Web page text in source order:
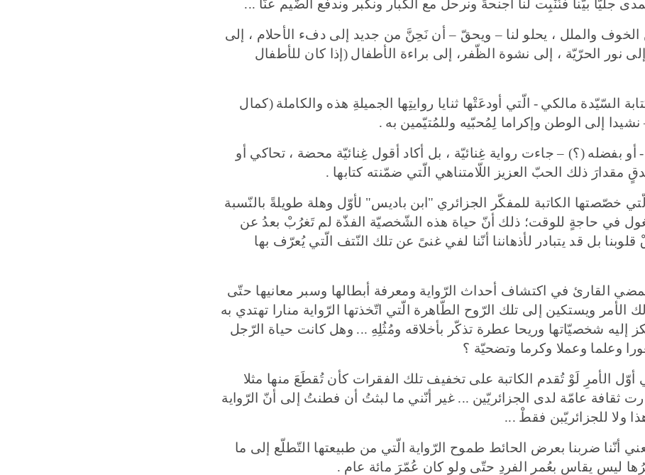
جليّا بيّنا فنُنْبِت لنا أجنحةً ونرحل مع الكبار ونكبر وندفع الضّيم عنّا ...
الخوف والملل ، يحلو لنا – ويحقّ – أن نَحِنَّ من جديد إلى دفء الأحلام ، إلى
نور الحرّيّة ، إلى نشوة الظّفر، إلى براءة الأطفال ( إذا كان للأطفال
السّيّدة مالكي - الّتي أودعَتْها ثنايا روايتِها الجميلةِ هذه والكاملة (كمال
نشيدا إلى الوطن وإكراما لِمُحبّيه وللمُتيّمين به .
- أو بفضله (؟)
– جاءت رواية غِنائيّة ، بل أكاد أقول غِنائيّة محضة ، تحاكي أو
مقدارَ ذلك الحبّ العزيز اللّامتناهي الّتي ضمّنته كتابها .
خصّصتها الكاتبة للمفكّر الجزائري " ابن باديس" لأوّل وهلة طويلةً بالنّسبة
في حاجةٍ للوقت؛ ذلك أنّ حياة هذه الشّخصيّة الفذّة لم تَغرُبْ بعدُ عن
قلوبنا بل قد يتبادر لأذهاننا أنّنا لفي غنىً عن تلك النّتف الّتي يُعرّف بها
القارئ في اكتشاف أحداث الرّواية ومعرفة أبطالها وسبر معانيها حتّى
الأمر ويستكين إلى تلك الرّوح الطّاهرة الّتي اتّخذتها الرّواية منارا تهتدي به
إليه شخصيّاتها وريحا عطرة تذكّر بأخلاقه ومُثُلِهِ ... وهل كانت حياة الرّجل
وعلما وعملا وكرما وتضحيّة ؟
أوّل الأمرِ لَوْ تُقدم الكاتبة على تخفيف تلك الفقرات كأن تُقطَعَ منها مثلا
ثقافة عامّة لدى الجزائريّين ... غير أنّني ما لبثتُ أن فطنتُ إلى أنّ الرّواية
ولا للجزائريّبن فقطْ ...
أنّنا ضربنا بعرض الحائط طموح الرّواية الّتي من طبيعتها التّطلّع إلى ما
ليس يقاس بعُمر الفردِ حتّى ولو كان عُمّرَ مائة عام .